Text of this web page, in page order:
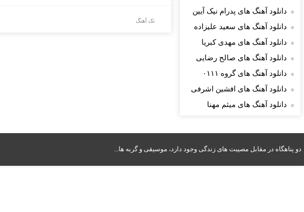
تک آهنگ
دانلود آهنگ های پدرام نیک آیین
دانلود آهنگ های سعید علیزاده
دانلود آهنگ های مهدی کبریا
دانلود آهنگ های صالح رضایی
دانلود آهنگ های گروه ۰۱۱۱
دانلود آهنگ های افشین اشرفی
دانلود آهنگ های میثم مهنا
دو پناهگاه در مقابل مصیبت های زندگی وجود دارد، موسیقی و گربه ها...